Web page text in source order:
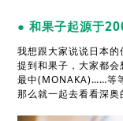
● 和果子起源于
我想跟大家说说日本的
提到和果子，大家都会
最中(MONAKA)……等
那么就一起去看看深